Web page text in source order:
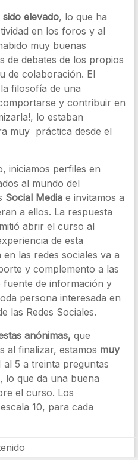
elevado, lo que ha
en los foros y al
muy buenas
de debates de los propios
de colaboración. El
filosofía de una
y contribuir en
lo estaban
muy práctica desde el
iniciamos perfiles en
al mundo del
Social Mediae invitamos a
a ellos. La respuesta
abrir el curso al
de esta
las redes sociales va a
y complemento a las
fuente de información y
persona interesada en
las Redes Sociales.
anónimas, que
al finalizar, estamos muy
al 5 a treinta preguntas
lo que da una buena
el curso. Los
10, para cada